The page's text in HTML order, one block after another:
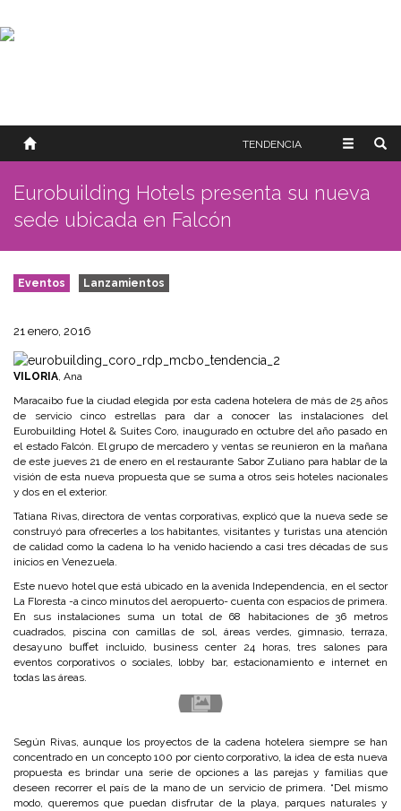
SOBRE NOSOTROS
TENDENCIA
Eurobuilding Hotels presenta su nueva
sede ubicada en Falcón
Eventos Lanzamientos
21 enero, 2016
VILORIA, Ana
Maracaibo fue la ciudad elegida por esta cadena hotelera de más de 25 años
de servicio cinco estrellas para dar a conocer las instalaciones del
Eurobuilding Hotel & Suites Coro, inaugurado en octubre del año pasado en
el estado Falcón. El grupo de mercadero y ventas se reunieron en la mañana
de este jueves 21 de enero en el restaurante Sabor Zuliano para hablar de la
visión de esta nueva propuesta que se suma a otros seis hoteles nacionales
y dos en el exterior.
Tatiana Rivas, directora de ventas corporativas, explicó que la nueva sede se
construyó para ofrecerles a los habitantes, visitantes y turistas una atención
de calidad como la cadena lo ha venido haciendo a casi tres décadas de sus
inicios en Venezuela.
Este nuevo hotel que está ubicado en la avenida Independencia, en el sector
La Floresta -a cinco minutos del aeropuerto- cuenta con espacios de primera.
En sus instalaciones suma un total de 68 habitaciones de 36 metros
cuadrados, piscina con camillas de sol, áreas verdes, gimnasio, terraza,
desayuno buffet incluido, business center 24 horas, tres salones para
eventos corporativos o sociales, lobby bar, estacionamiento e internet en
todas las áreas.
Según Rivas, aunque los proyectos de la cadena hotelera siempre se han
concentrado en un concepto 100 por ciento corporativo, la idea de esta nueva
propuesta es brindar una serie de opciones a las parejas y familias que
deseen recorrer el país de la mano de un servicio de primera. “Del mismo
modo, queremos que puedan disfrutar de la playa, parques naturales y